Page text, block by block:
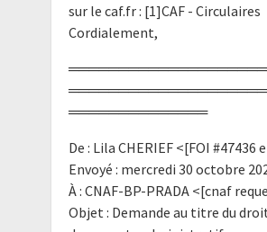
sur le caf.fr : [1]CAF - Circulaires
Cordialement,
══════════════
De : Lila CHERIEF <[FOI #47436
Envoyé : mercredi 30 octobre
À : CNAF-BP-PRADA <[cnaf
Objet : Demande au titre du droit